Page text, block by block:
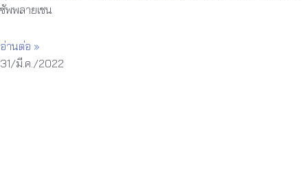
ซัพพลายเชน
อ่านต่อ »
31/มี.ค./2022